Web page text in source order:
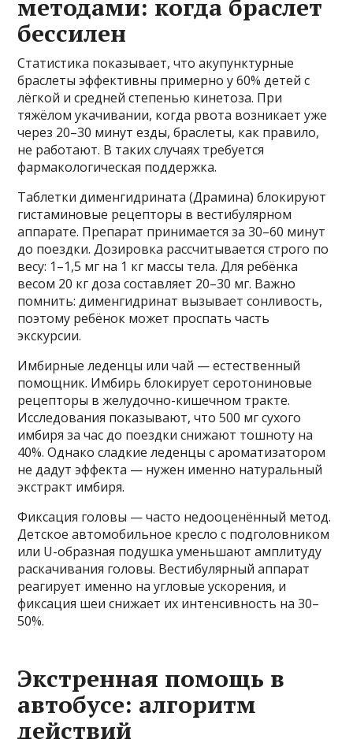
методами: когда браслет
бессилен
Статистика показывает, что акупунктурные
браслеты эффективны примерно у 60% детей с
лёгкой и средней степенью кинетоза. При
тяжёлом укачивании, когда рвота возникает уже
через 20–30 минут езды, браслеты, как правило,
не работают. В таких случаях требуется
фармакологическая поддержка.
Таблетки дименгидрината (Драмина) блокируют
гистаминовые рецепторы в вестибулярном
аппарате. Препарат принимается за 30–60 минут
до поездки. Дозировка рассчитывается строго по
весу: 1–1,5 мг на 1 кг массы тела. Для ребёнка
весом 20 кг доза составляет 20–30 мг. Важно
помнить: дименгидринат вызывает сонливость,
поэтому ребёнок может проспать часть
экскурсии.
Имбирные леденцы или чай — естественный
помощник. Имбирь блокирует серотониновые
рецепторы в желудочно-кишечном тракте.
Исследования показывают, что 500 мг сухого
имбиря за час до поездки снижают тошноту на
40%. Однако сладкие леденцы с ароматизатором
не дадут эффекта — нужен именно натуральный
экстракт имбиря.
Фиксация головы — часто недооценённый метод.
Детское автомобильное кресло с подголовником
или U-образная подушка уменьшают амплитуду
раскачивания головы. Вестибулярный аппарат
реагирует именно на угловые ускорения, и
фиксация шеи снижает их интенсивность на 30–
50%.
Экстренная помощь в
автобусе: алгоритм
действий